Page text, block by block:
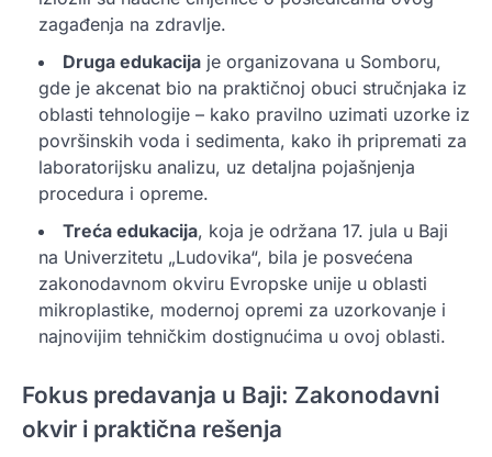
zagađenja na zdravlje.
Druga edukacija je organizovana u Somboru,
gde je akcenat bio na praktičnoj obuci stručnjaka iz
oblasti tehnologije – kako pravilno uzimati uzorke iz
površinskih voda i sedimenta, kako ih pripremati za
laboratorijsku analizu, uz detaljna pojašnjenja
procedura i opreme.
Treća edukacija, koja je održana 17. jula u Baji
na Univerzitetu „Ludovika“, bila je posvećena
zakonodavnom okviru Evropske unije u oblasti
mikroplastike, modernoj opremi za uzorkovanje i
najnovijim tehničkim dostignućima u ovoj oblasti.
Fokus predavanja u Baji: Zakonodavni
okvir i praktična rešenja